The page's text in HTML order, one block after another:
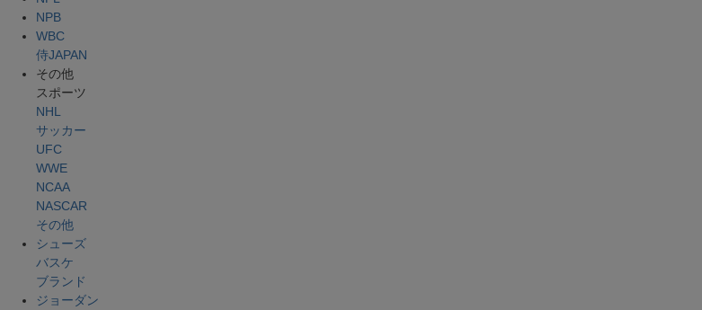
NPB
WBC
侍JAPAN
その他
スポーツ
NHL
サッカー
UFC
WWE
NCAA
NASCAR
その他
シューズ
バスケ
ブランド
ジョーダン